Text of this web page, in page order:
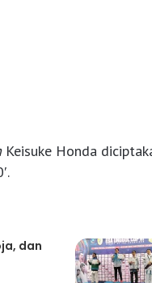
Keisuke Honda
dan